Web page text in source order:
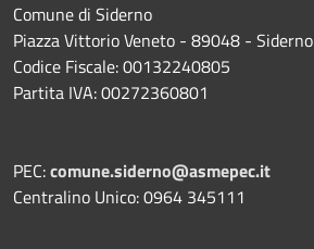
Comune di Siderno
Piazza Vittorio Veneto - 89048 - Siderno
Codice Fiscale: 00132240805
Partita IVA: 00272360801
PEC:comune.siderno@asmepec.it
Centralino Unico: 0964 345111